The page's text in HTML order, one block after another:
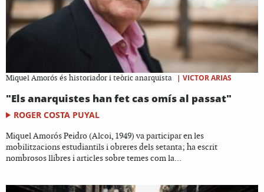
Miquel Amorós és historiador i teòric anarquista | VICTOR ARIAS
"Els anarquistes han fet cas omís al passat"
ROGER COSTA PUYAL
Miquel Amorós Peidro (Alcoi, 1949) va participar en les
mobilitzacions estudiantils i obreres dels setanta; ha escrit
nombrosos llibres i articles sobre temes com la...